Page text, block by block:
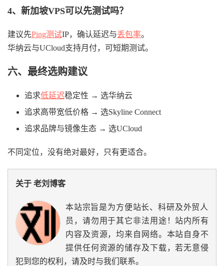
4、新加坡VPS可以先测试吗？
建议先Ping测试IP，确认延迟与丢包率。
华纳云与UCloud支持月付，可短期测试。
六、最终选购建议
追求低延迟稳定性 → 选华纳云
追求高带宽低价格 → 选Skyline Connect
追求品牌与镜像生态 → 选UCloud
不同定位，没有绝对最好，只有更适合。
关于 老刘博客
本站宗旨是为方便站长、科研及外贸人
员，请勿用于其它非法用途！站内所有
内容及资源，均来自网络。本站自身不
提供任何资源的储存及下载，若无意侵
犯到您的权利，请及时与我们联系。